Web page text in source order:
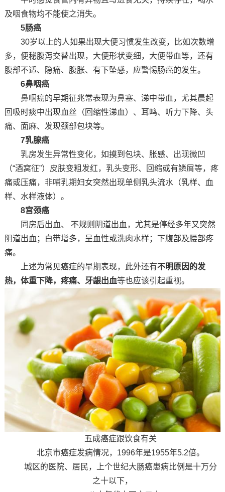
及咽食物均不能使之消失。
5肠癌
30岁以上的人如果出现大便习惯发生改变，比如次数增
多，便秘腹泻交替出现，大便形状变细，大便带血等，还有
腹部不适、隐痛、腹胀、有下坠感，应警惕肠癌的发生。
6鼻咽癌
鼻咽癌的早期征兆常表现为鼻塞、涕中带血，尤其晨起
回吸时痰中出现血丝（回缩性涕血）、耳鸣、听力下降、头
痛、面麻、发现颈部包块等。
7乳腺癌
乳房发生异常性变化，如摸到包块、胀感、出现微凹
（“酒窝征”）皮肤变粗发红，乳头变形、回缩或有鳞屑等，疼
痛或压痛，非哺乳期妇女突然出现单侧乳头流水（乳样、血
样、水样液体）。
8宫颈癌
同房后出血、 不规则阴道出血，尤其是停经多年又突然
阴道出血；白带增多，呈血性或洗肉水样；下腹部及腰部疼
痛。
上述为常见癌症的早期表现，此外还有不明原因的发
热，体重下降，疼痛、牙龈出血等也应该引起重视。
五成癌症跟饮食有关
北京市癌症发病情况，1996年是1955年5.2倍。
城区的医院、居民，上个世纪大肠癌患病比例是十万分
之十以下，